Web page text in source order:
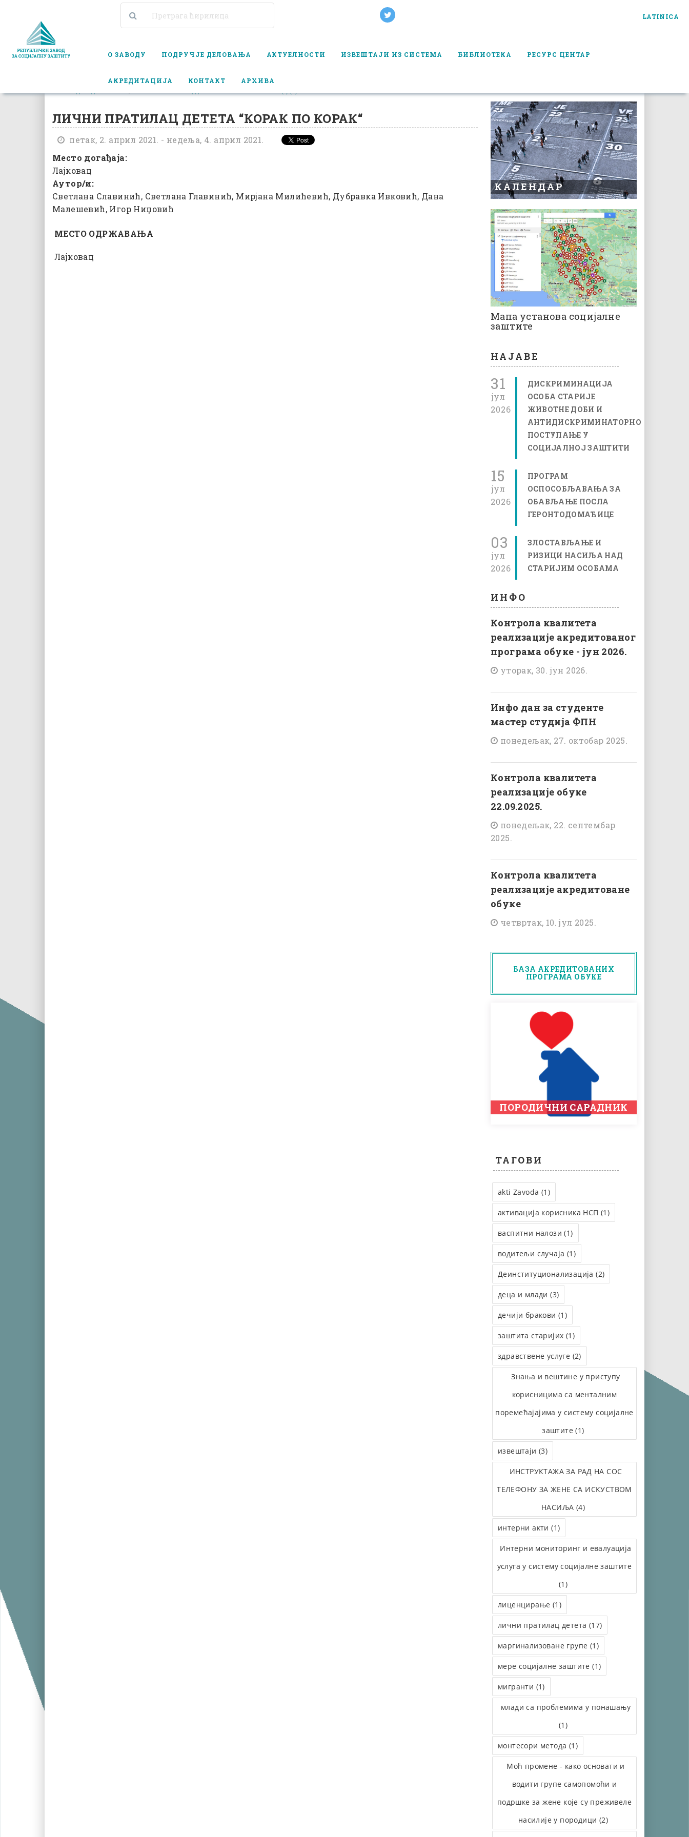
LATINICA
О ЗАВОДУ ПОДРУЧЈЕ ДЕЛОВАЊА АКТУЕЛНОСТИ ИЗВЕШТАЈИ ИЗ СИСТЕМА БИБЛИОТЕКА РЕСУРС ЦЕНТАР
АКРЕДИТАЦИЈА КОНТАКТ АРХИВА
ЛИЧНИ ПРАТИЛАЦ ДЕТЕТА “КОРАК ПО КОРАК“
петак, 2. април 2021. - недеља, 4. април 2021.
Место догађаја:
Лајковац
Аутор/и:
Светлана Славинић, Светлана Главинић, Мирјана Милићевић, Дубравка Ивковић, Дана
Малешевић, Игор Ниџовић
МЕСТО ОДРЖАВАЊА
Лајковац
КАЛЕНДАР
Мапа установа социјалне
заштите
НАЈАВЕ
31
јул
2026
ДИСКРИМИНАЦИЈА
ОСОБА СТАРИЈЕ
ЖИВОТНЕ ДОБИ И
АНТИДИСКРИМИНАТОРНО
ПОСТУПАЊЕ У
СОЦИЈАЛНОЈ ЗАШТИТИ
15
јул
2026
ПРОГРАМ
ОСПОСОБЉАВАЊА ЗА
ОБАВЉАЊЕ ПОСЛА
ГЕРОНТОДОМАЋИЦЕ
03
јул
2026
ЗЛОСТАВЉАЊЕ И
РИЗИЦИ НАСИЉА НАД
СТАРИЈИМ ОСОБАМА
ИНФО
Контрола квалитета
реализације акредитованог
програма обуке - јун 2026.
уторак, 30. јун 2026.
Инфо дан за студенте
мастер студија ФПН
понедељак, 27. октобар 2025.
Контрола квалитета
реализације обуке
22.09.2025.
понедељак, 22. септембар
2025.
Контрола квалитета
реализације акредитоване
обуке
четвртак, 10. јул 2025.
БАЗА АКРЕДИТОВАНИХ
ПРОГРАМА ОБУКЕ
ПОРОДИЧНИ САРАДНИК
ТАГОВИ
akti Zavoda (1)
активација корисника НСП (1)
васпитни налози (1)
водитељи случаја (1)
Деинституционализација (2)
деца и млади (3)
дечији бракови (1)
заштита старијих (1)
здравствене услуге (2)
Знања и вештине у приступу
корисницима са менталним
поремећајајима у систему социјалне
заштите (1)
извештаји (3)
ИНСТРУКТАЖА ЗА РАД НА СОС
ТЕЛЕФОНУ ЗА ЖЕНЕ СА ИСКУСТВОМ
НАСИЉА (4)
интерни акти (1)
Интерни мониторинг и евалуација
услуга у систему социјалне заштите
(1)
лиценцирање (1)
лични пратилац детета (17)
маргинализоване групе (1)
мере социјалне заштите (1)
мигранти (1)
млади са проблемима у понашању
(1)
монтесори метода (1)
Моћ промене - како основати и
водити групе самопомоћи и
подршке за жене које су преживеле
насилије у породици (2)